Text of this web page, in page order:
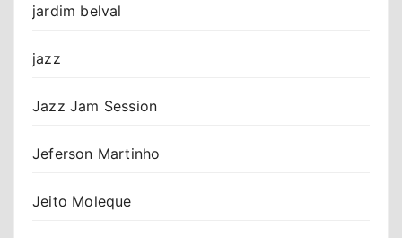
jardim belval
jazz
Jazz Jam Session
Jeferson Martinho
Jeito Moleque